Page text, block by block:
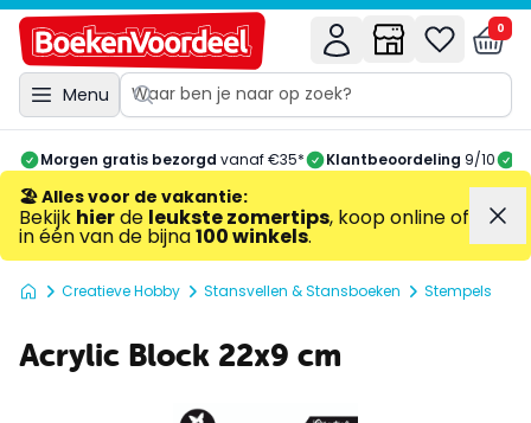
Menu
0
Morgen gratis bezorgd vanaf €35* Klantbeoordeling 9/10
🏖️ Alles voor de vakantie:
Bekijk hierde leukste zomertips, koop online of
in één van de bijna100 winkels.
Creatieve Hobby Stansvellen & Stansboeken Stempels
Acrylic Block 22x9 cm